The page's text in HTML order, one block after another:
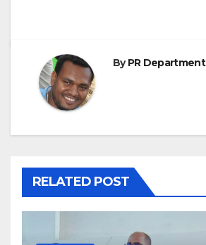
ByPR Department
RELATED POST